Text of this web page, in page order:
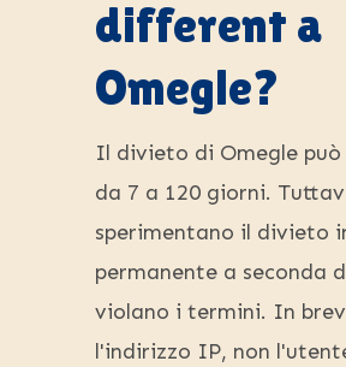
different a
Omegle?
Il divieto di Omegle
da 7 a 120 giorni.
sperimentano il divieto
permanente a seconda
violano i termini. In
l'indirizzo IP, non